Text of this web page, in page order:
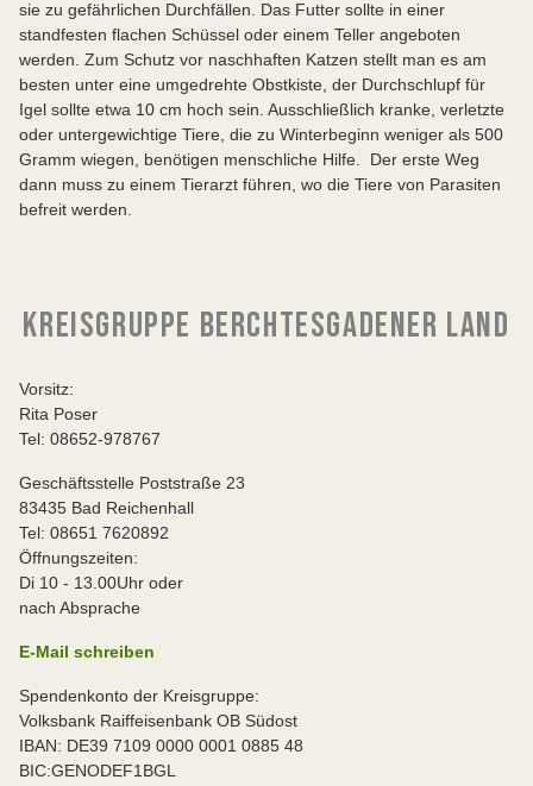
sie zu gefährlichen Durchfällen. Das Futter sollte in einer
standfesten flachen Schüssel oder einem Teller angeboten
werden. Zum Schutz vor naschhaften Katzen stellt man es am
besten unter eine umgedrehte Obstkiste, der Durchschlupf für
Igel sollte etwa 10 cm hoch sein. Ausschließlich kranke, verletzte
oder untergewichtige Tiere, die zu Winterbeginn weniger als 500
Gramm wiegen, benötigen menschliche Hilfe. Der erste Weg
dann muss zu einem Tierarzt führen, wo die Tiere von Parasiten
befreit werden.
KREISGRUPPE BERCHTESGADENER LAND
Vorsitz:
Rita Poser
Tel: 08652-978767
Geschäftsstelle Poststraße 23
83435 Bad Reichenhall
Tel: 08651 7620892
Öffnungszeiten:
Di 10 - 13.00Uhr oder
nach Absprache
E-Mail schreiben
Spendenkonto der Kreisgruppe:
Volksbank Raiffeisenbank OB Südost
IBAN: DE39 7109 0000 0001 0885 48
BIC:GENODEF1BGL